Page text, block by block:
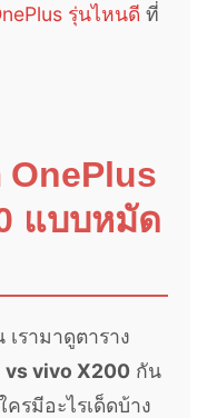
รุ่นไหนดี ที่
OnePlus
แบบหมัด
เรามาดูตาราง
vs vivo X200 กัน
รมีอะไรเด็ดบ้าง